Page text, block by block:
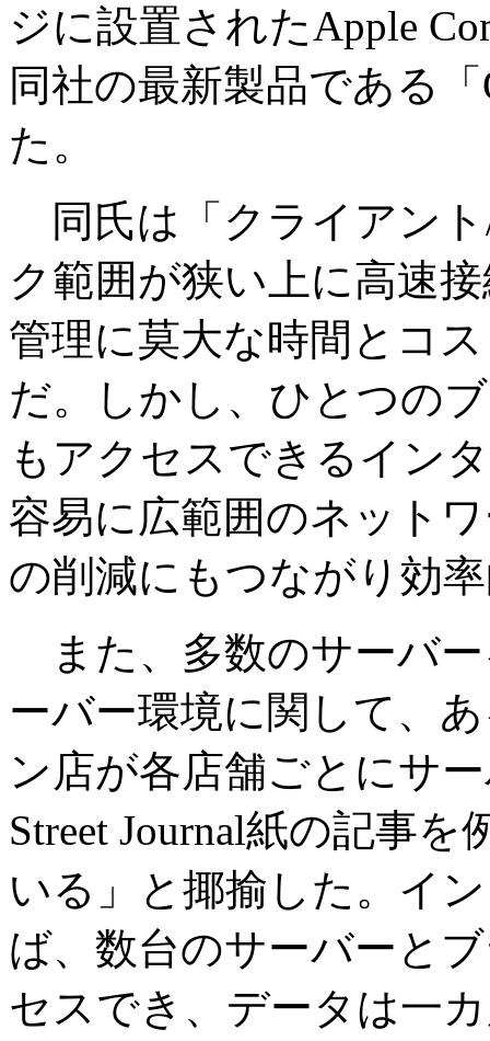
ジに設置されたApple
同社の最新製品である
た。
同氏は「クライアン
ク範囲が狭い上に高速
管理に莫大な時間とコ
だ。しかし、ひとつの
もアクセスできるイン
容易に広範囲のネット
の削減にもつながり効
また、多数のサーバ
ーバー環境に関して、
ン店が各店舗ごとにサ
Street Journal紙の記事
いる」と揶揄した。イ
ば、数台のサーバーと
セスでき、データは一